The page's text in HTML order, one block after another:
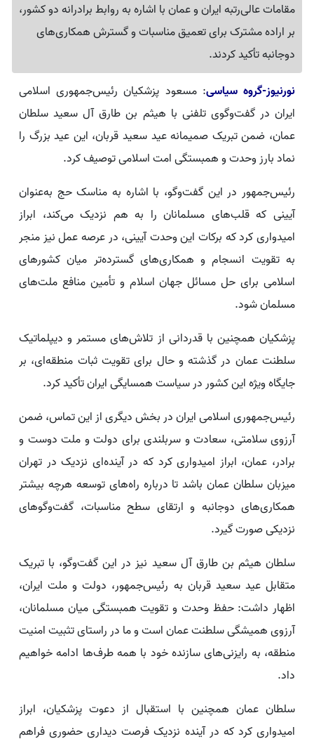
مقامات عالی‌رتبه ایران و عمان با اشاره به روابط برادرانه دو کشور،
بر اراده مشترک برای تعمیق مناسبات و گسترش همکاری‌های
دوجانبه تأکید کردند.
نورنیوز-گروه سیاسی: مسعود پزشکیان رئیس‌جمهوری اسلامی
ایران در گفت‌وگوی تلفنی با هیثم بن طارق آل سعید سلطان
عمان، ضمن تبریک صمیمانه عید سعید قربان، این عید بزرگ را
نماد بارز وحدت و همبستگی امت اسلامی توصیف کرد.
رئیس‌جمهور در این گفت‌وگو، با اشاره به مناسک حج به‌عنوان
آیینی که قلب‌های مسلمانان را به هم نزدیک می‌کند، ابراز
امیدواری کرد که برکات این وحدت آیینی، در عرصه عمل نیز منجر
به تقویت انسجام و همکاری‌های گسترده‌تر میان کشورهای
اسلامی برای حل مسائل جهان اسلام و تأمین منافع ملت‌های
مسلمان شود.
پزشکیان همچنین با قدردانی از تلاش‌های مستمر و دیپلماتیک
سلطنت عمان در گذشته و حال برای تقویت ثبات منطقه‌ای، بر
جایگاه ویژه این کشور در سیاست همسایگی ایران تأکید کرد.
رئیس‌جمهوری اسلامی ایران در بخش دیگری از این تماس، ضمن
آرزوی سلامتی، سعادت و سربلندی برای دولت و ملت دوست و
برادر، عمان، ابراز امیدواری کرد که در آینده‌ای نزدیک در تهران
میزبان سلطان عمان باشد تا درباره راه‌های توسعه هرچه بیشتر
همکاری‌های دوجانبه و ارتقای سطح مناسبات، گفت‌وگوهای
نزدیکی صورت گیرد.
سلطان هیثم بن طارق آل سعید نیز در این گفت‌وگو، با تبریک
متقابل عید سعید قربان به رئیس‌جمهور، دولت و ملت ایران،
اظهار داشت: حفظ وحدت و تقویت همبستگی میان مسلمانان،
آرزوی همیشگی سلطنت عمان است و ما در راستای تثبیت امنیت
منطقه، به رایزنی‌های سازنده خود با همه طرف‌ها ادامه خواهیم
داد.
سلطان عمان همچنین با استقبال از دعوت پزشکیان، ابراز
امیدواری کرد که در آینده نزدیک فرصت دیداری حضوری فراهم